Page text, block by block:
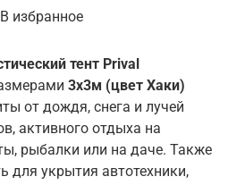
В избранное
тент Prival
3х3м (цвет Хаки)
от дождя, снега и лучей
активного отдыха на
рыбалки или на даче. Также
для укрытия автотехники,